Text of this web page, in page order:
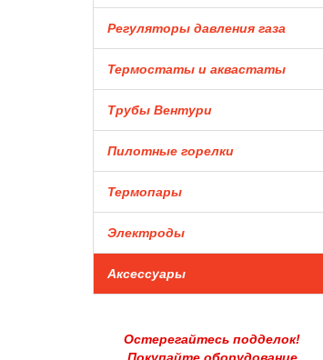
Регуляторы давления газа
Термостаты и аквастаты
Трубы Вентури
Пилотные горелки
Термопары
Электроды
Аксессуары
Остерегайтесь подделок!
Покупайте оборудование